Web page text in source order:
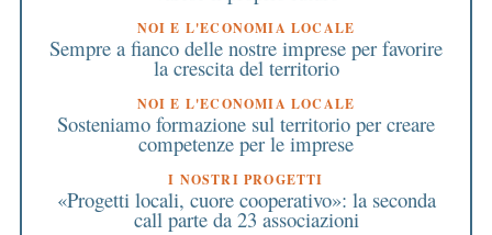
NOI E L'ECONOMIA LOCALE
Sempre a fianco delle nostre imprese per favorire
la crescita del territorio
NOI E L'ECONOMIA LOCALE
Sosteniamo formazione sul territorio per creare
competenze per le imprese
I NOSTRI PROGETTI
«Progetti locali, cuore cooperativo»: la seconda
call parte da 23 associazioni